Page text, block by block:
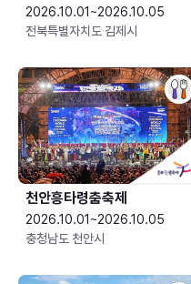
2026.10.01~2026.10.05
전북특별자치도 김제시
천안흥타령춤축제
2026.10.01~2026.10.05
충청남도 천안시